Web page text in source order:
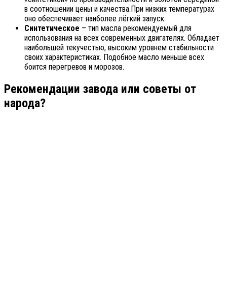
в соотношении цены и качества.При низких температурах
оно обеспечивает наиболее лёгкий запуск.
Синтетическое – тип масла рекомендуемый для
использования на всех современных двигателях. Обладает
наибольшей текучестью, высоким уровнем стабильности
своих характеристиках. Подобное масло меньше всех
боится перегревов и морозов.
Рекомендации завода или советы от
народа?